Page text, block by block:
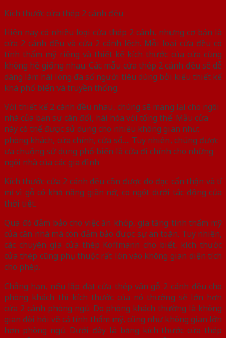
Kích thước cửa thép 2 cánh đều
Hiện nay có nhiều loại cửa thép 2 cánh, nhưng cơ bản là
cửa 2 cánh đều và cửa 2 cánh lệch. Mỗi loại cửa đều có
tính thẩm mỹ riêng và thiết kế kích thước của cửa cũng
không hề giống nhau. Các mẫu cửa thép 2 cánh đều sẽ dễ
dàng làm hài lòng đa số người tiêu dùng bởi kiểu thiết kế
khá phổ biến và truyền thống.
Với thiết kế 2 cánh đều nhau, chúng sẽ mang lại cho ngôi
nhà của bạn sự cân đối, hài hòa với tổng thể. Mẫu cửa
này có thể được sử dụng cho nhiều không gian như:
phòng khách, cửa chính, cửa sổ…. Tuy nhiên, chúng được
ưa chuộng sử dụng phổ biến là cửa đi chính cho những
ngôi nhà của các gia đình
Kích thước cửa 2 cánh đều cần được đo đạc cẩn thận và tỉ
mỉ vì gỗ có khả năng giãn nở, co ngót dưới tác động của
thời tiết.
Qua đó đảm bảo cho việc ăn khớp, gia tăng tính thẩm mỹ
của căn nhà mà còn đảm bảo được sự an toàn. Tuy nhiên,
các chuyên gia cửa thép Koffmann cho biết, kích thước
cửa thép cũng phụ thuộc rất lớn vào không gian diện tích
cho phép.
Chẳng hạn, nếu lắp đặt cửa thép vân gỗ 2 cánh đều cho
phòng khách thì kích thước của nó thường sẽ lớn hơn
cửa 2 cánh phòng ngủ. Do phòng khách thường là không
gian đòi hỏi về cả tính thẩm mỹ, cũng như không gian lớn
hơn phòng ngủ. Dưới đây là bảng kích thước cửa thép